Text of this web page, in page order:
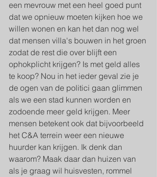
een mevrouw met een heel goed punt
dat we opnieuw moeten kijken hoe we
willen wonen en kan het dan nog wel
dat mensen villa's bouwen in het groen
zodat de rest die over blijft een
ophokplicht krijgen? Is met geld alles
te koop? Nou in het ieder geval zie je
de ogen van de politici gaan glimmen
als we een stad kunnen worden en
zodoende meer geld krijgen. Meer
mensen betekent ook dat bijvoorbeeld
het C&A terrein weer een nieuwe
huurder kan krijgen. Ik denk dan
waarom? Maak daar dan huizen van
als je graag wil huisvesten, rommel